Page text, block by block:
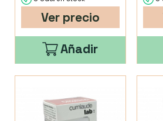
Ver precio
Añadir